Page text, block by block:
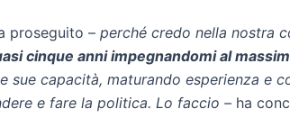
proseguito – perché credo nella nostra
cinque anni impegnandomi al
sue capacità, maturando esperienza e
e fare la politica. Lo faccio – ha